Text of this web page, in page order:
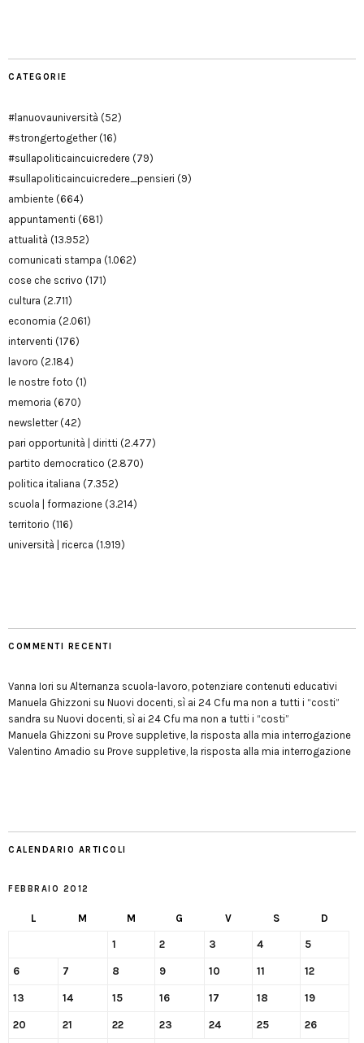
CATEGORIE
#lanuovauniversità (52)
#strongertogether(16)
#sullapoliticaincuicredere (79)
#sullapoliticaincuicredere_pensieri (9)
ambiente (664)
appuntamenti (681)
attualità (13.952)
comunicati stampa (1.062)
cose che scrivo (171)
cultura (2.711)
economia (2.061)
interventi (176)
lavoro (2.184)
le nostre foto (1)
memoria (670)
newsletter(42)
pari opportunità | diritti (2.477)
partito democratico (2.870)
politica italiana (7.352)
scuola | formazione (3.214)
territorio (116)
università | ricerca (1.919)
COMMENTI RECENTI
Vanna Iori su Alternanza scuola-lavoro, potenziare contenuti educativi
Manuela Ghizzoni su Nuovi docenti, sì ai 24 Cfu ma non a tutti i “costi”
sandra su Nuovi docenti, sì ai 24 Cfu ma non a tutti i “costi”
Manuela Ghizzoni su Prove suppletive, la risposta alla mia interrogazione
Valentino Amadio su Prove suppletive, la risposta alla mia interrogazione
CALENDARIO ARTICOLI
FEBBRAIO 2012
L M M G V S D
1 2 3 4 5
6 7 8 9 10 11 12
13 14 15 16 17 18 19
20 21 22 23 24 25 26